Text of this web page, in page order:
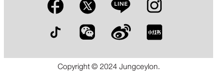
Copyright © 2024 Jungceylon.